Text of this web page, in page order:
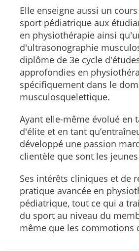
Elle enseigne aussi un
sport pédiatrique aux
en physiothérapie ainsi
d'ultrasonographie
diplôme de 3e cycle
approfondies en
spécifiquement dans le
musculosquelettique.
Ayant elle-même évolué en
d'élite et en tant
développé une passion
clientèle que sont les
Ses intérêts cliniques et de
pratique avancée en
pédiatrique, tout ce qui a
du sport au niveau du
même que les commotions